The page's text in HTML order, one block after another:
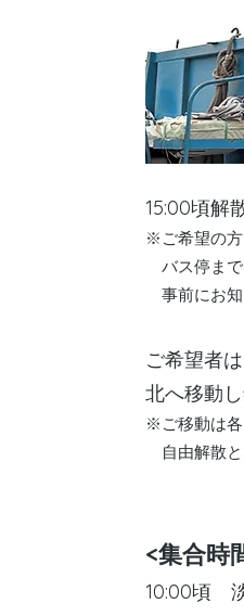
15:00頃解
※ご希望の
バス停ま
事前にお
ご希望者
北へ移動
※ご移動は
自由解散と
<集合時
10:00頃